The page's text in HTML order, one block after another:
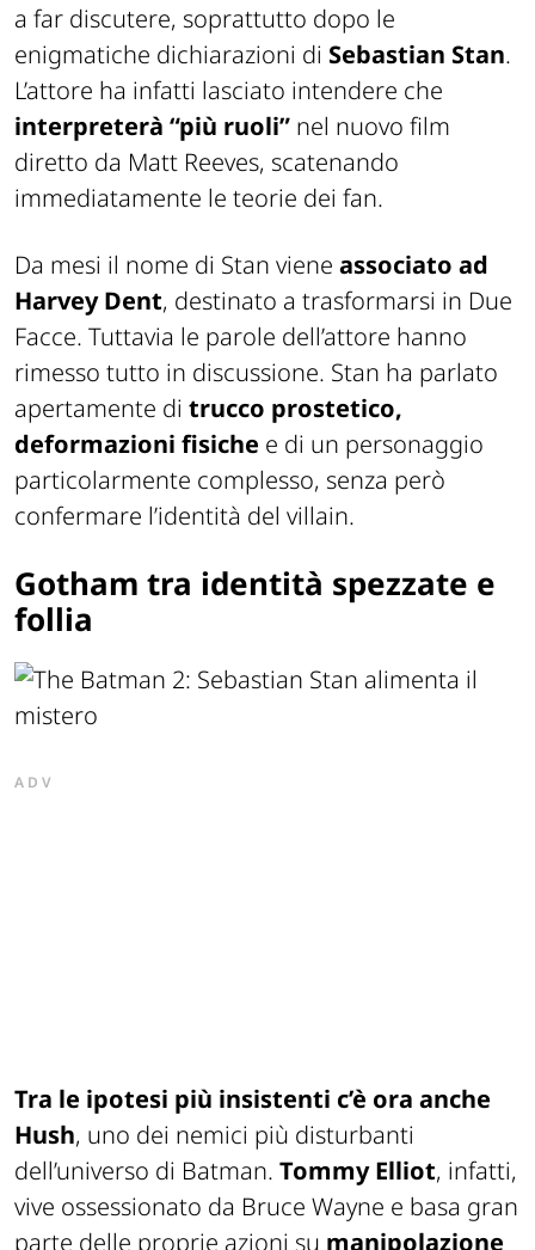
a far discutere, soprattutto dopo le
enigmatiche dichiarazioni di Sebastian Stan.
L’attore ha infatti lasciato intendere che
interpreterà “più ruoli” nel nuovo film
diretto da Matt Reeves, scatenando
immediatamente le teorie dei fan.
Da mesi il nome di Stan viene associato ad
Harvey Dent, destinato a trasformarsi in Due
Facce. Tuttavia le parole dell’attore hanno
rimesso tutto in discussione. Stan ha parlato
apertamente di trucco prostetico,
deformazioni fisiche e di un personaggio
particolarmente complesso, senza però
confermare l’identità del villain.
Gotham tra identità spezzate e
follia
ADV
Tra le ipotesi più insistenti c’è ora anche
Hush, uno dei nemici più disturbanti
dell’universo di Batman. Tommy Elliot, infatti,
vive ossessionato da Bruce Wayne e basa gran
parte delle proprie azioni su manipolazione